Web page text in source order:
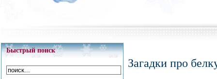
Быстрый поиск
Загадки про